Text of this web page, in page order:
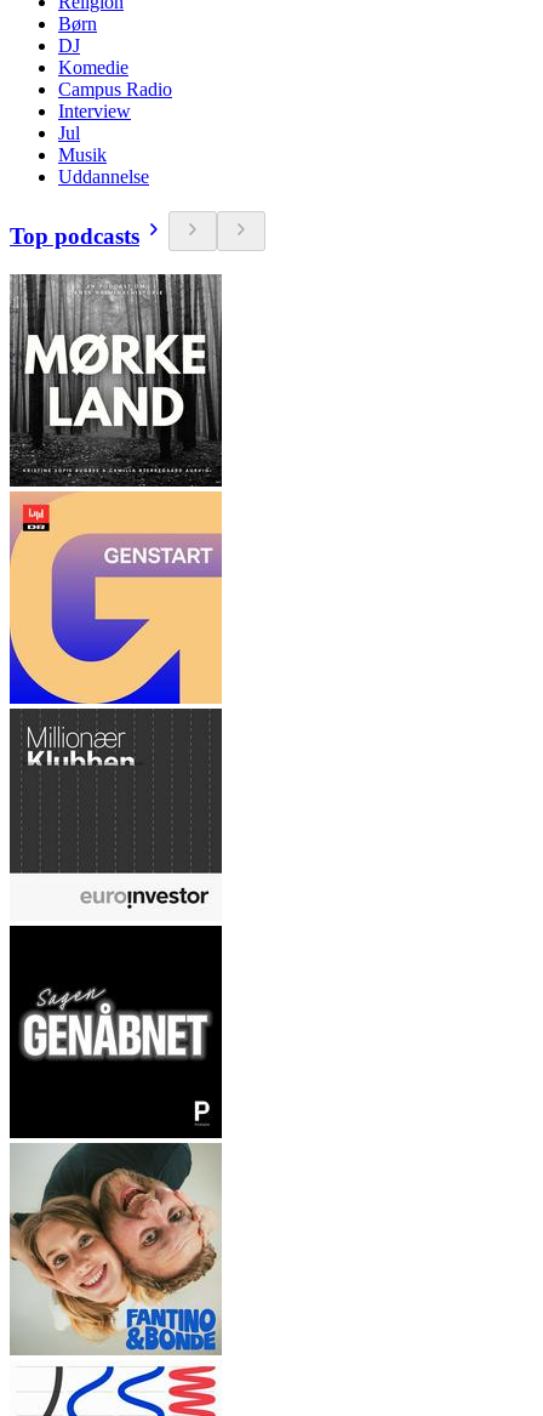
Børn
DJ
Komedie
Campus Radio
Interview
Jul
Musik
Uddannelse
Top podcasts